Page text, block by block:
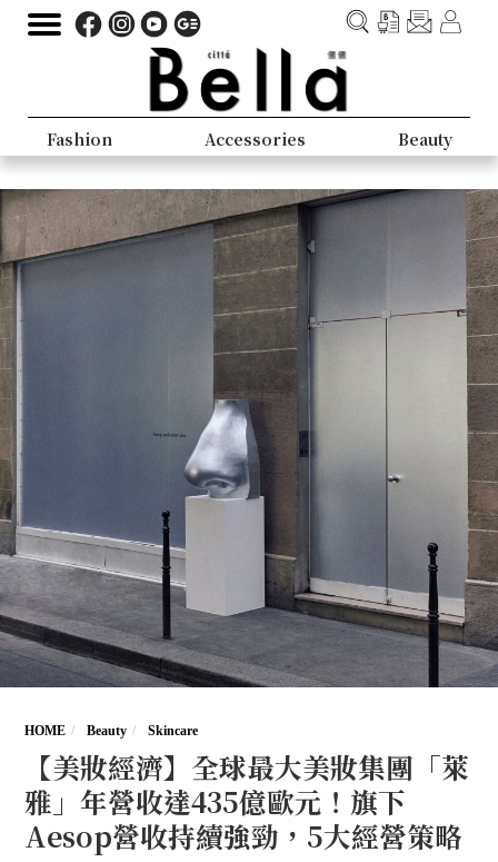
Fashion Accessories Beauty
HOME Beauty Skincare
【美妝經濟】全球最大美妝集團「萊
雅」年營收達435億歐元！旗下
Aesop營收持續強勁，5大經營策略